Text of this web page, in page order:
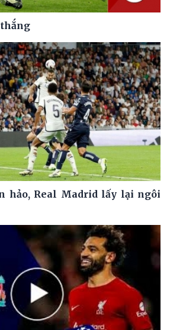
thắng
hảo, Real Madrid lấy lại ngôi